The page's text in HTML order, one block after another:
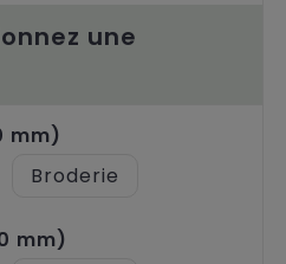
une
mm)
Broderie
mm)